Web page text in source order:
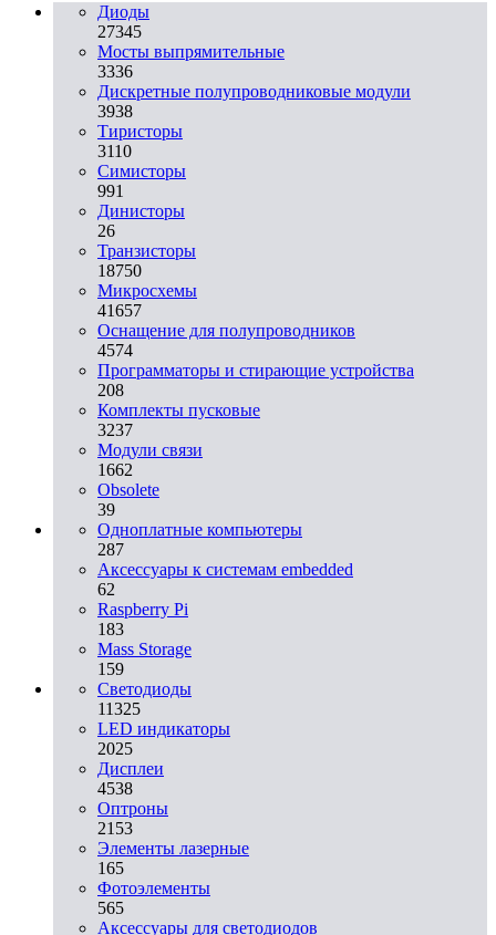
Диоды
27345
Мосты выпрямительные
3336
Дискретные полупроводниковые модули
3938
Тиристоры
3110
Симисторы
991
Динисторы
26
Транзисторы
18750
Микросхемы
41657
Оснащение для полупроводников
4574
Программаторы и стирающие устройства
208
Комплекты пусковые
3237
Модули связи
1662
Obsolete
39
Одноплатные компьютеры
287
Аксессуары к системам embedded
62
Raspberry Pi
183
Mass Storage
159
Светодиоды
11325
LED индикаторы
2025
Дисплеи
4538
Оптроны
2153
Элементы лазерные
165
Фотоэлементы
565
Аксессуары для светодиодов